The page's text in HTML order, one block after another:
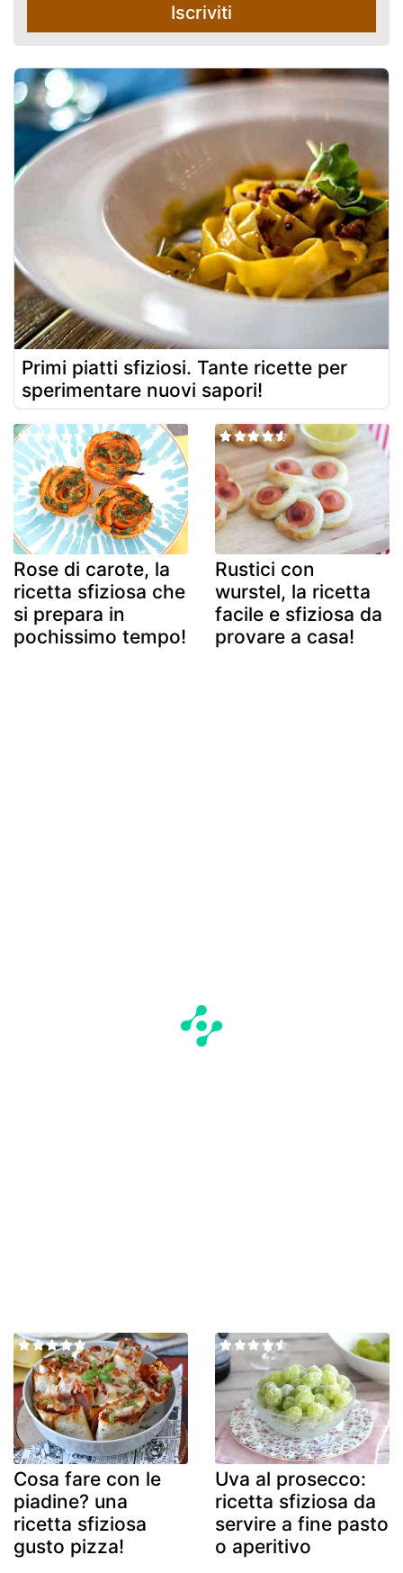
Iscriviti
Primi piatti sfiziosi. Tante ricette per
sperimentare nuovi sapori!
Rose di carote, la
ricetta sfiziosa che
si prepara in
pochissimo tempo!
Rustici con
wurstel, la ricetta
facile e sfiziosa da
provare a casa!
Cosa fare con le
piadine? una
ricetta sfiziosa
gusto pizza!
Uva al prosecco:
ricetta sfiziosa da
servire a fine pasto
o aperitivo